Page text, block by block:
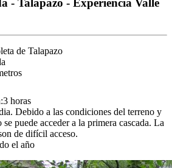
- Talapazo - Experiencia Valle
de Talapazo
:3 horas
Debido a las condiciones del terreno y
puede acceder a la primera cascada. La
de difícil acceso.
el año